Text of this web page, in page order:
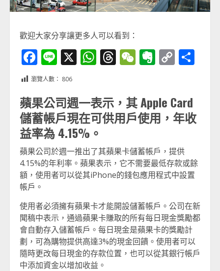
歡迎大家分享讓更多人可以看到：
Facebook
Line
X WhatsApp
Threads
WeChat
Evernote
Copy
瀏覽人數： 806
蘋果公司週一表示，其 Apple Card
儲蓄帳戶現在可供用戶使用，年收
益率為 4.15%。
蘋果公司於週一推出了其蘋果卡儲蓄帳戶，提供
4.15%的年利率。蘋果表示，它不需要最低存款或餘
額，使用者可以從其iPhone的錢包應用程式中設置
帳戶。
使用者必須擁有蘋果卡才能開設儲蓄帳戶。公司在新
聞稿中表示，通過蘋果卡賺取的所有每日現金獎勵都
會自動存入儲蓄帳戶。每日現金是蘋果卡的獎勵計
劃，可為購物提供高達3%的現金回饋。使用者可以
隨時更改每日現金的存款位置，也可以從其銀行帳戶
中添加資金以增加收益。